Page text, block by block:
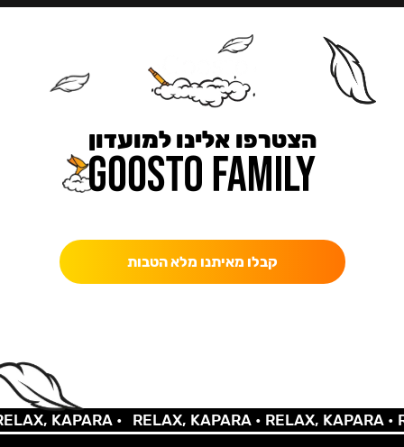
הצטרפו אלינו למועדון
קבלו מאיתנו מלא הטבות
KAPARA • RELAX, KAPARA •RELAX, KAPARA •